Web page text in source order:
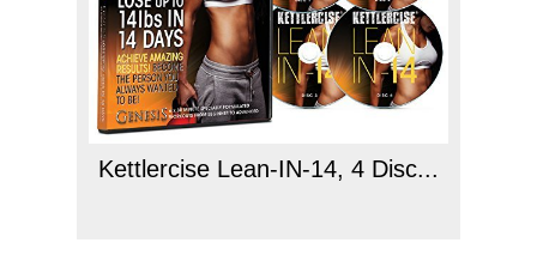
Kettlercise Lean-IN-14, 4 Disc...